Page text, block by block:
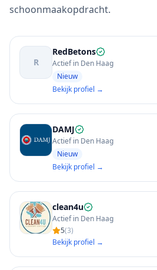
schoonmaakopdracht.
R
RedBetons
Actief in Den Haag
Nieuw
Bekijk profiel →
DAMJ
Actief in Den Haag
Nieuw
Bekijk profiel →
clean4u
Actief in Den Haag
5(3)
Bekijk profiel →